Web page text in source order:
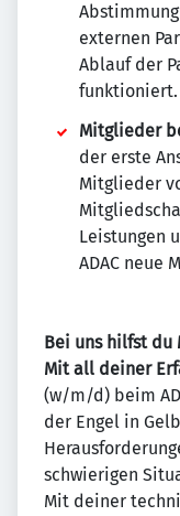
externen
Ablauf der
funktioniert.
Mitglieder
der erste
Mitglieder
Leistungen
ADAC neue
Bei uns hilfst du
Mit all deiner
(w/m/d) beim
der Engel in
schwierigen
Mit deiner